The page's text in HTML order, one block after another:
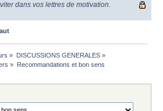
dans vos lettres de motivation.
» DISCUSSIONS GENERALES»
» Recommandations et bon sens